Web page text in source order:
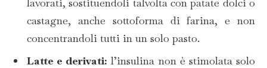
castagne, anche sottoforma di farina, e non
concentrandoli tutti in un solo pasto.
Latte e derivati: l’insulina non è stimolata solo